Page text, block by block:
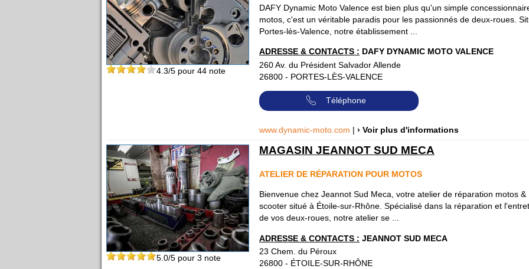
4.3/5 pour 44 note
DAFY Dynamic Moto Valence est bien plus qu'un simple
motos, c'est un véritable paradis pour les passionnés de deux-roues.
Portes-lès-Valence, notre établissement ...
ADRESSE & CONTACTS : DAFY DYNAMIC MOTO VALENCE
260 Av. du Président Salvador Allende
26800 - PORTES-LÈS-VALENCE
Téléphone
www.dynamic-moto.com | › Voir plus d'informations
5.0/5 pour 3 note
MAGASIN JEANNOT SUD MECA
ATELIER DE RÉPARATION POUR MOTOS
Bienvenue chez Jeannot Sud Meca, votre atelier de réparation motos &
scooter situé à Étoile-sur-Rhône. Spécialisé dans la réparation et
de vos deux-roues, notre atelier se ...
ADRESSE & CONTACTS : JEANNOT SUD MECA
23 Chem. du Péroux
26800 - ÉTOILE-SUR-RHÔNE